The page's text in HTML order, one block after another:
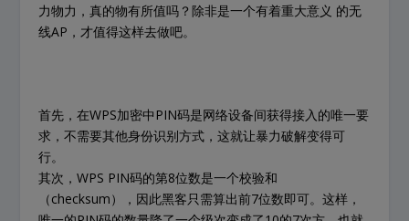
力物力，真的物有所值吗？除非是一个有着重大意义 的无
线AP，才值得这样去做吧。
首先，在WPS加密中PIN码是网络设备间获得接入的唯一要
求，不需要其他身份识别方式，这就让暴力破解变得可
行。
其次，WPS PIN码的第8位数是一个校验和
（checksum），因此黑客只需算出前7位数即可。这样，